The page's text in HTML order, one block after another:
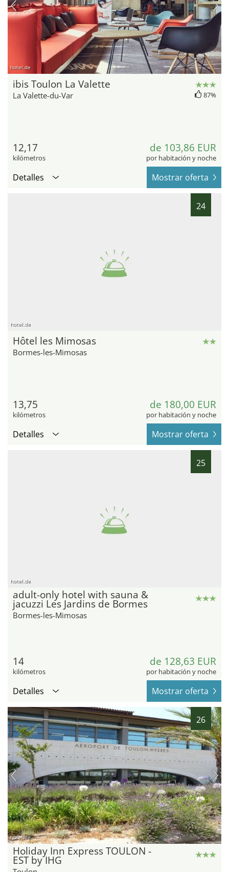
hotel.de
ibis Toulon La Valette
La Valette-du-Var 87%
12,17
kilómetros
de 103,86 EUR
por habitación y noche
Detalles Mostrar oferta
24
hotel.de
Hôtel les Mimosas
Bormes-les-Mimosas
13,75
kilómetros
de 180,00 EUR
por habitación y noche
Detalles Mostrar oferta
25
hotel.de
adult-only hotel with sauna &
jacuzzi Les Jardins de Bormes
Bormes-les-Mimosas
14
kilómetros
de 128,63 EUR
por habitación y noche
Detalles Mostrar oferta
26
hotel.de
Holiday Inn Express TOULON -
EST by IHG